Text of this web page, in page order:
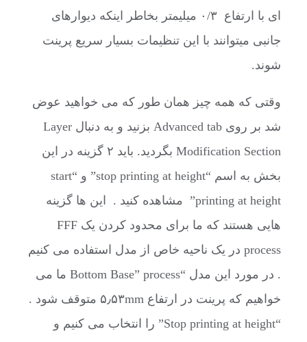
ای با ارتفاع ٠/٣ میلیمتر بخاطر اینکه دیوارهای
جانبی میتوانند با این تنظیمات بسیار سریع پرینت
شوند.
وقتی که همه چیز همان طور که می خواهید عوض
شد بر روی Advanced tab بزنید و به دنبال Layer
Modification Section بگردید. باید ۲ گزینه در این
بخش به اسم “stop printing at height” و “start
printing at height” مشاهده کنید . این ها گزینه
هایی هستند که ما برای محدود کردن یک FFF
process در یک ناحیه خاص از مدل استفاده می کنیم
. در مورد این مدل “Bottom Base” process ما می
خواهیم که پرینت در ارتفاع ۵٫۵۳mm متوقف شود .
“Stop printing at height” را انتخاب می کنیم و